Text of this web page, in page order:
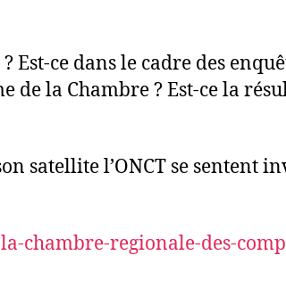
ce dans le cadre des
la Chambre ? Est-ce la
satellite l’ONCT se sentent
chambre-regionale-des-